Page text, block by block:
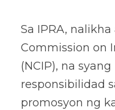
Sa IPRA, nalikha
Commission on
(NCIP), na
responsibilidad
promosyon ng